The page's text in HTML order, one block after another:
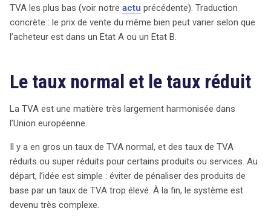
TVA les plus bas (voir notre actu précédente). Traduction
concrète : le prix de vente du même bien peut varier selon que
l’acheteur est dans un Etat A ou un Etat B.
Le taux normal et le taux réduit
La TVA est une matière très largement harmonisée dans
l’Union européenne.
Il y a en gros un taux de TVA normal, et des taux de TVA
réduits ou super réduits pour certains produits ou services. Au
départ, l’idée est simple : éviter de pénaliser des produits de
base par un taux de TVA trop élevé. À la fin, le système est
devenu très complexe.